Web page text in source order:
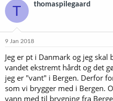
T thomaspilegaard
9 Jan 2018
Jeg er pt i Danmark og jeg skal
vandet ekstremt hårdt og det
jeg er "vant" i Bergen. Derfor
som vi brygger med i Bergen.
vann med til brygning fra